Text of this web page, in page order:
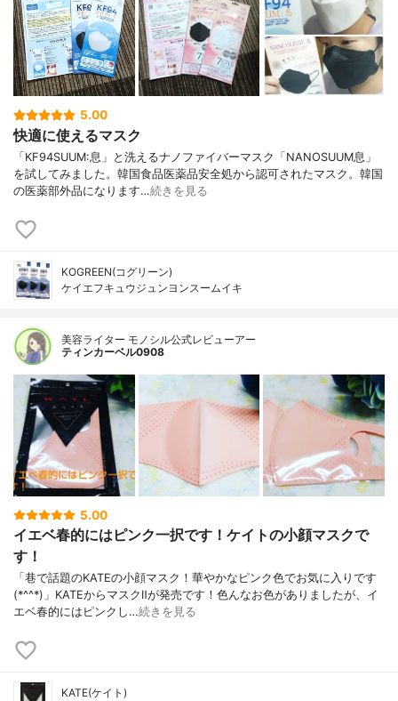
5.00
快適に使えるマスク
「KF94SUUM:息」と洗えるナノファイバーマスク「NANOSUUM息」
を試してみました。韓国食品医薬品安全処から認可されたマスク。韓国
の医薬部外品になります…続きを見る
KOGREEN(コグリーン)
ケイエフキュウジュンヨンスームイキ
美容ライター モノシル公式レビューアー
ティンカーベル0908
5.00
イエベ春的にはピンク一択です！ケイトの小顔マスクで
す！
「巷で話題のKATEの小顔マスク！華やかなピンク色でお気に入りです
(*^^*)」KATEからマスクⅡが発売です！色んなお色がありましたが、イ
エベ春的にはピンクし…続きを見る
KATE(ケイト)